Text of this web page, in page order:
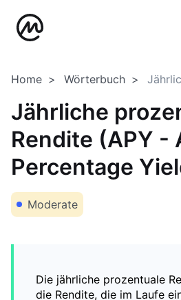
Home Wörterbuch
Jährliche
Rendite (APY -
Percentage
Moderate
Die jährliche prozentuale
die Rendite, die im Laufe